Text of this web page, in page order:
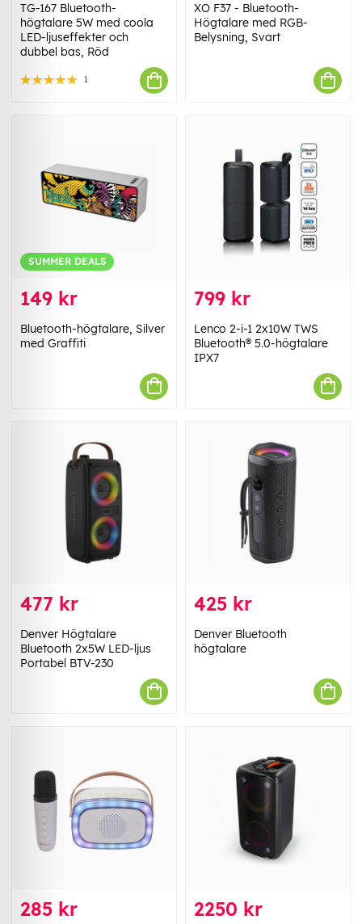
TG-167 Bluetooth-
högtalare 5W med coola
LED-ljuseffekter och
dubbel bas, Röd
1
XO F37 - Bluetooth-
Högtalare med RGB-
Belysning, Svart
SUMMER DEALS
149 kr
Bluetooth-högtalare, Silver
med Graffiti
799 kr
Lenco 2-i-1 2x10W TWS
Bluetooth® 5.0-högtalare
IPX7
477 kr
Denver Högtalare
Bluetooth 2x5W LED-ljus
Portabel BTV-230
425 kr
Denver Bluetooth
högtalare
285 kr 2250 kr